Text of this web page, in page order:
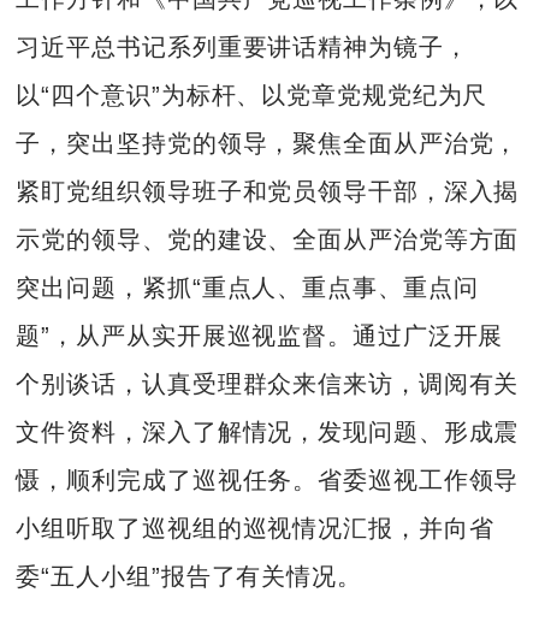
习近平总书记系列重要讲话精神为镜子，
以“四个意识”为标杆、以党章党规党纪为尺
子，突出坚持党的领导，聚焦全面从严治党，
紧盯党组织领导班子和党员领导干部，深入揭
示党的领导、党的建设、全面从严治党等方面
突出问题，紧抓“重点人、重点事、重点问
题”，从严从实开展巡视监督。通过广泛开展
个别谈话，认真受理群众来信来访，调阅有关
文件资料，深入了解情况，发现问题、形成震
慑，顺利完成了巡视任务。省委巡视工作领导
小组听取了巡视组的巡视情况汇报，并向省
委“五人小组”报告了有关情况。